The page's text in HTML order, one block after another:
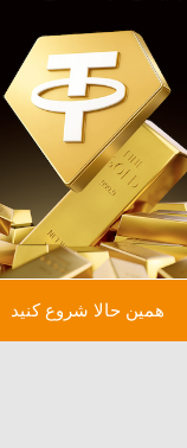
همین حالا شروع کنید